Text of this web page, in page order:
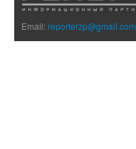
Email:reporterzp@gmail.com